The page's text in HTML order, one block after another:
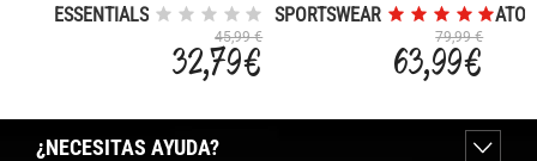
ESSENTIALS
45,99 €
32,79 €
SPORTSWEAR
79,99 €
63,99 €
¿NECESITAS AYUDA?